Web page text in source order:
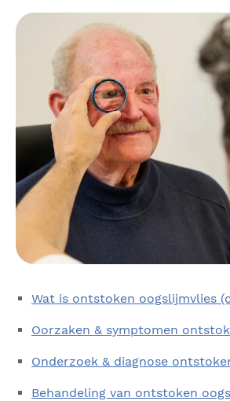
Wat is ontstoken oogslijmvlies
Oorzaken & symptomen
Onderzoek & diagnose
Behandeling van ontstoken